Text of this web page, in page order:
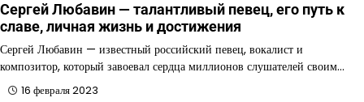
Сергей Любавин — талантливый певец, его путь к
славе, личная жизнь и достижения
Сергей Любавин — известный российский певец, вокалист и
композитор, который завоевал сердца миллионов слушателей своим…
16 февраля 2023